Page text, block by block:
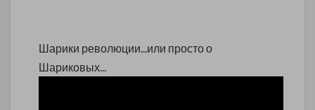
Шарики революции...или просто о
Шариковых...